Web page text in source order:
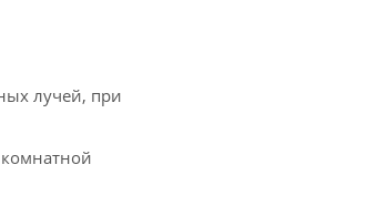
лучей, при